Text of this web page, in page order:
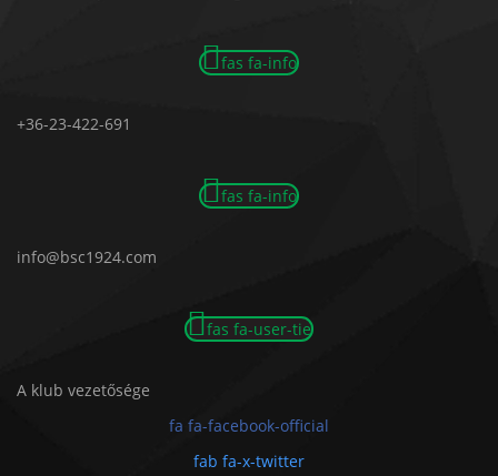
fas fa-info
+36-23-422-691
fas fa-info
info@bsc1924.com
fas fa-user-tie
A klub vezetősége
fa fa-facebook-official
fab fa-x-twitter